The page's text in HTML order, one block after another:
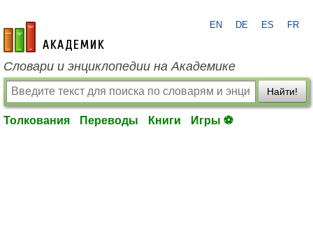
academic.ru
EN DE ES FR
Словари и энциклопедии на Академике
Найти!
Толкования Переводы Книги Игры ⚽